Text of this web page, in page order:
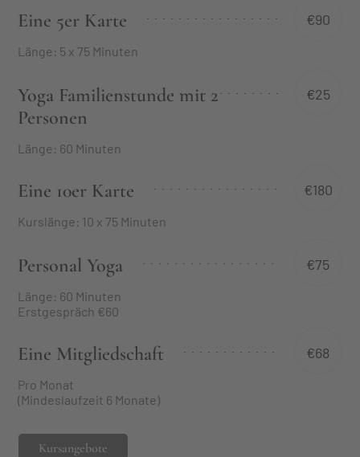
Eine 5er Karte
Länge: 5 x 75 Minuten
€90
Yoga Familienstunde mit 2
Personen
Länge: 60 Minuten
€25
Eine 10er Karte
Kurslänge: 10 x 75 Minuten
€180
Personal Yoga
Länge: 60 Minuten
Erstgespräch €60
€75
Eine Mitgliedschaft
Pro Monat
(Mindeslaufzeit 6 Monate)
€68
Kursangebote